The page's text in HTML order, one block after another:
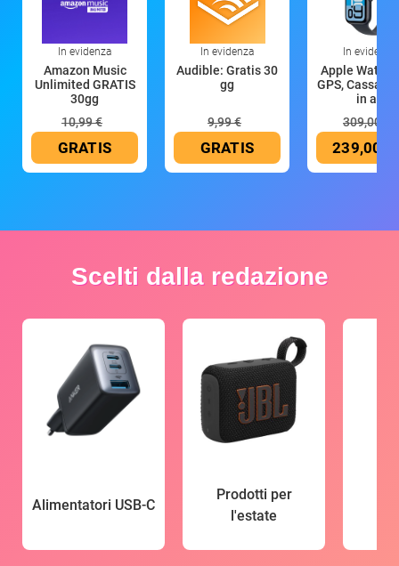
In evidenza
Amazon Music
Unlimited GRATIS
30gg
10,99 €
GRATIS
In evidenza
Audible: Gratis 30
gg
9,99 €
GRATIS
In evidenza
Apple Watch
GPS, Cassa
in all
309,00 €
239,00 €
Scelti dalla redazione
Alimentatori USB-C
Prodotti per
l'estate